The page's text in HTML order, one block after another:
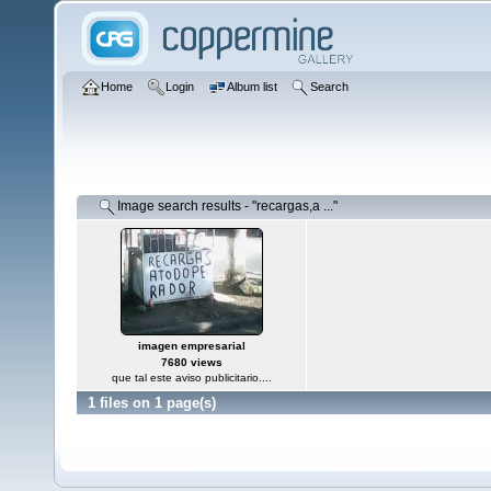
Home Login Album list Search
Image search results - "recargas,a ..."
imagen empresarial
7680 views
que tal este aviso publicitario....
1 files on 1 page(s)